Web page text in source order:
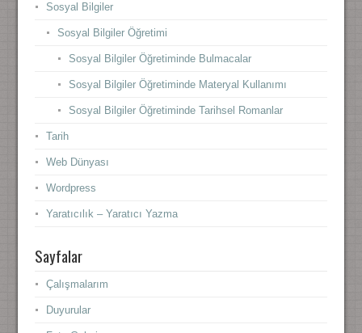
Sosyal Bilgiler
Sosyal Bilgiler Öğretimi
Sosyal Bilgiler Öğretiminde Bulmacalar
Sosyal Bilgiler Öğretiminde Materyal Kullanımı
Sosyal Bilgiler Öğretiminde Tarihsel Romanlar
Tarih
Web Dünyası
Wordpress
Yaratıcılık – Yaratıcı Yazma
Sayfalar
Çalışmalarım
Duyurular